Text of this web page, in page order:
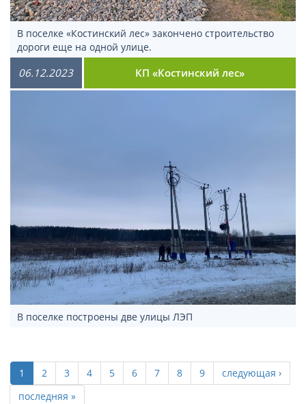
В поселке «Костинский лес» закончено строительство
дороги еще на одной улице.
06.12.2023 КП «Костинский лес»
В поселке построены две улицы ЛЭП
1 2 3 4 5 6 7 8 9
следующая ›
последняя »